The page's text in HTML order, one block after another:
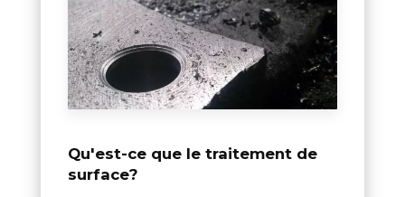
Qu'est-ce que le traitement de
surface?